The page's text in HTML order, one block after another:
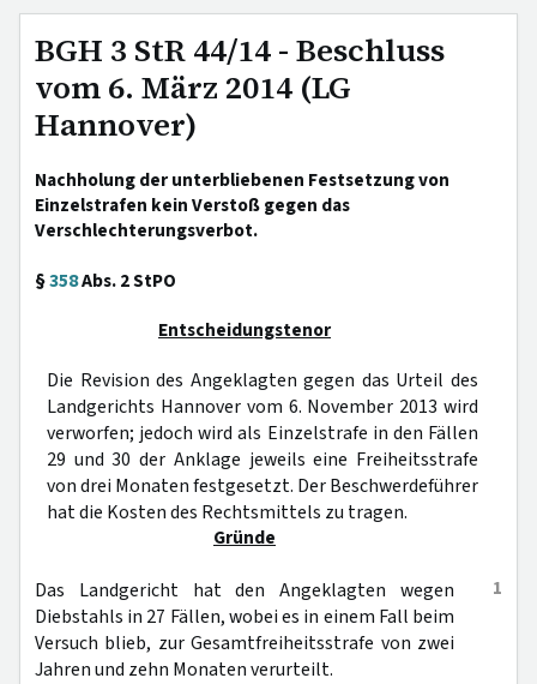
BGH 3 StR 44/14 - Beschluss
vom 6. März 2014 (LG
Hannover)
Nachholung der unterbliebenen Festsetzung von
Einzelstrafen kein Verstoß gegen das
Verschlechterungsverbot.
§358Abs. 2 StPO
Entscheidungstenor
Die Revision des Angeklagten gegen das Urteil des
Landgerichts Hannover vom 6. November 2013 wird
verworfen; jedoch wird als Einzelstrafe in den Fällen
29 und 30 der Anklage jeweils eine Freiheitsstrafe
von drei Monaten festgesetzt. Der Beschwerdeführer
hat die Kosten des Rechtsmittels zu tragen.
Gründe
1
Das Landgericht hat den Angeklagten wegen
Diebstahls in 27 Fällen, wobei es in einem Fall beim
Versuch blieb, zur Gesamtfreiheitsstrafe von zwei
Jahren und zehn Monaten verurteilt.